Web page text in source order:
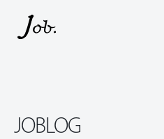
JOBLOG